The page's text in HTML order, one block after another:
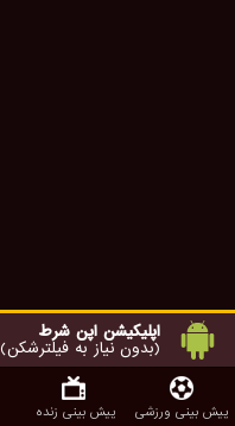
اپلیکیشن اپن شرط
(بدون نیاز به فیلترشکن)
پیش بینی ورزشی پیش بینی زنده